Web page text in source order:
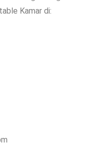
Kamar di: